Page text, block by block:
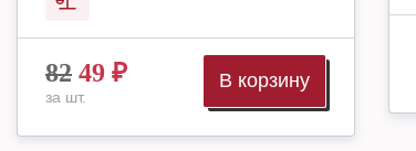
82 49 ₽
за шт.
В корзину